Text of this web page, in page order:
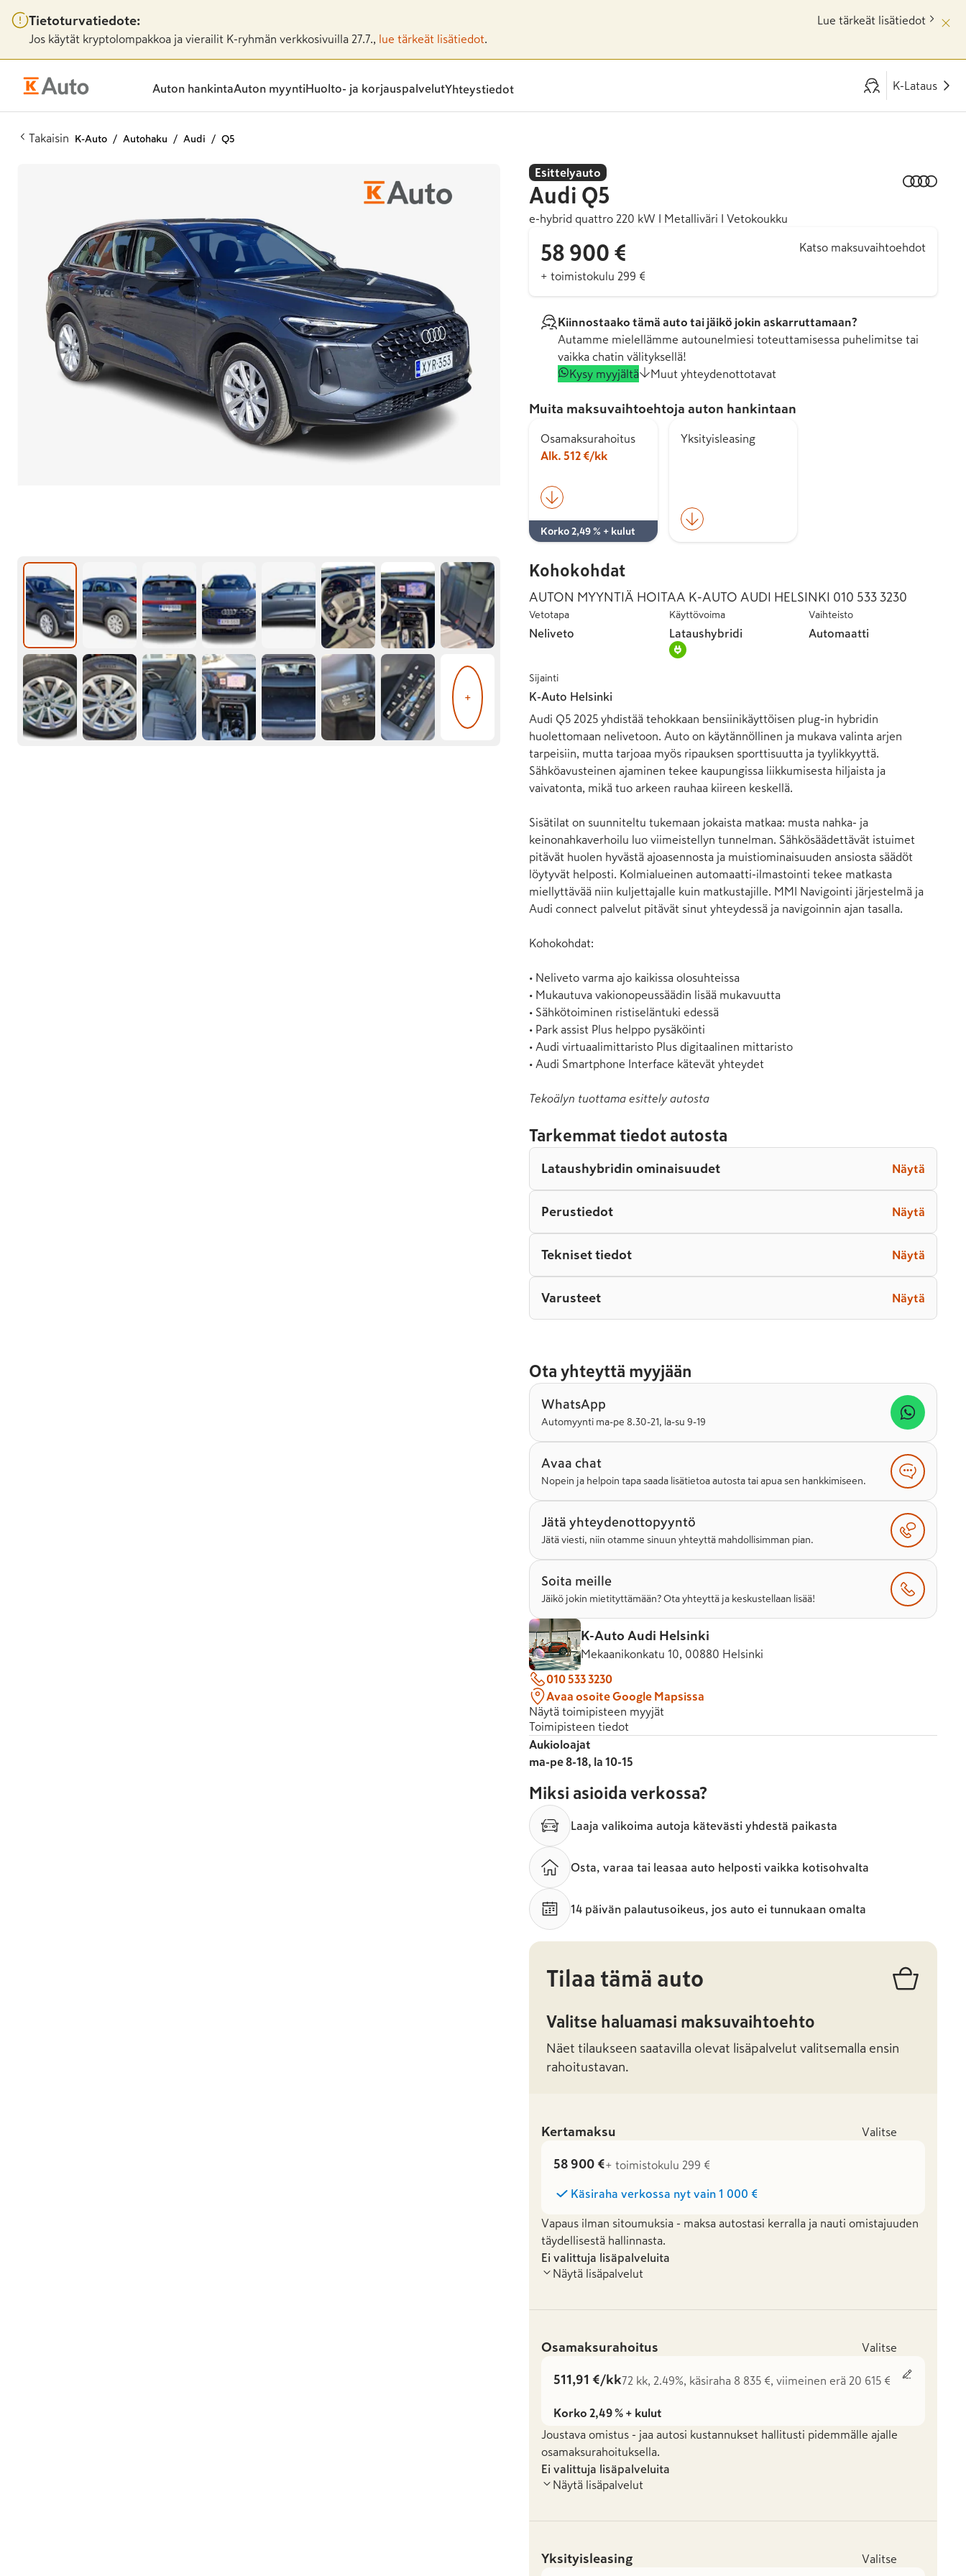
Tietoturvatiedote:
Jos käytät kryptolompakkoa ja vierailit K-ryhmän verkkosivuilla 27.7., lue tärkeät lisätiedot
Lue tärkeät lisätiedot
Auton hankintaAuton myynti Huolto- ja korjauspalvelutYhteystiedot K-Lataus
Takaisin K-Auto Autohaku Audi Q5
+
Esittelyauto
Audi Q5
e-hybrid quattro 220 kW I Metalliväri I Vetokoukku
58 900 €
+ toimistokulu 299 €
Katso maksuvaihtoehdot
Kiinnostaako tämä auto tai jäikö jokin askarruttamaan?
Autamme mielellämme autounelmiesi toteuttamisessa puhelimitse tai
vaikka chatin välityksellä!
Kysy myyjältä
Muut yhteydenottotavat
Muita maksuvaihtoehtoja auton hankintaan
Osamaksurahoitus
Alk. 512 €/kk
Korko 2,49 % + kulut
Yksityisleasing
Kohokohdat
AUTON MYYNTIÄ HOITAA K-AUTO AUDI HELSINKI 010 533 3230
Vetotapa
Neliveto
Käyttövoima
Lataushybridi
Vaihteisto
Automaatti
Sijainti
K-Auto Helsinki
Audi Q5 2025 yhdistää tehokkaan bensiinikäyttöisen plug-in hybridin
huolettomaan nelivetoon. Auto on käytännöllinen ja mukava valinta arjen
tarpeisiin, mutta tarjoaa myös ripauksen sporttisuutta ja tyylikkyyttä.
Sähköavusteinen ajaminen tekee kaupungissa liikkumisesta hiljaista ja
vaivatonta, mikä tuo arkeen rauhaa kiireen keskellä.
Sisätilat on suunniteltu tukemaan jokaista matkaa: musta nahka- ja
keinonahkaverhoilu luo viimeistellyn tunnelman. Sähkösäädettävät istuimet
pitävät huolen hyvästä ajoasennosta ja muistiominaisuuden ansiosta säädöt
löytyvät helposti. Kolmialueinen automaatti-ilmastointi tekee matkasta
miellyttävää niin kuljettajalle kuin matkustajille. MMI Navigointi järjestelmä ja
Audi connect palvelut pitävät sinut yhteydessä ja navigoinnin ajan tasalla.
Kohokohdat:
• Neliveto varma ajo kaikissa olosuhteissa
• Mukautuva vakionopeussäädin lisää mukavuutta
• Sähkötoiminen ristiseläntuki edessä
• Park assist Plus helppo pysäköinti
• Audi virtuaalimittaristo Plus digitaalinen mittaristo
• Audi Smartphone Interface kätevät yhteydet
Tekoälyn tuottama esittely autosta
Tarkemmat tiedot autosta
Lataushybridin ominaisuudet Näytä
Perustiedot Näytä
Tekniset tiedot Näytä
Varusteet Näytä
Ota yhteyttä myyjään
WhatsApp
Automyynti ma-pe 8.30-21, la-su 9-19
Avaa chat
Nopein ja helpoin tapa saada lisätietoa autosta tai apua sen hankkimiseen.
Jätä yhteydenottopyyntö
Jätä viesti, niin otamme sinuun yhteyttä mahdollisimman pian.
Soita meille
Jäikö jokin mietityttämään? Ota yhteyttä ja keskustellaan lisää!
K-Auto Audi Helsinki
Mekaanikonkatu 10, 00880 Helsinki
010 533 3230
Avaa osoite Google Mapsissa
Näytä toimipisteen myyjät
Toimipisteen tiedot
Aukioloajat
ma-pe 8-18, la 10-15
Miksi asioida verkossa?
Laaja valikoima autoja kätevästi yhdestä paikasta
Osta, varaa tai leasaa auto helposti vaikka kotisohvalta
14 päivän palautusoikeus, jos auto ei tunnukaan omalta
Tilaa tämä auto
Valitse haluamasi maksuvaihtoehto
Näet tilaukseen saatavilla olevat lisäpalvelut valitsemalla ensin
rahoitustavan.
Kertamaksu Valitse
58 900 €+ toimistokulu 299 €
Käsiraha verkossa nyt vain 1 000 €
Vapaus ilman sitoumuksia - maksa autostasi kerralla ja nauti omistajuuden
täydellisestä hallinnasta.
Ei valittuja lisäpalveluita
Näytä lisäpalvelut
Osamaksurahoitus Valitse
511,91 €/kk72 kk, 2.49%, käsiraha 8 835 €, viimeinen erä 20 615 €
Korko 2,49 % + kulut
Joustava omistus - jaa autosi kustannukset hallitusti pidemmälle ajalle
osamaksurahoituksella.
Ei valittuja lisäpalveluita
Näytä lisäpalvelut
Yksityisleasing Valitse